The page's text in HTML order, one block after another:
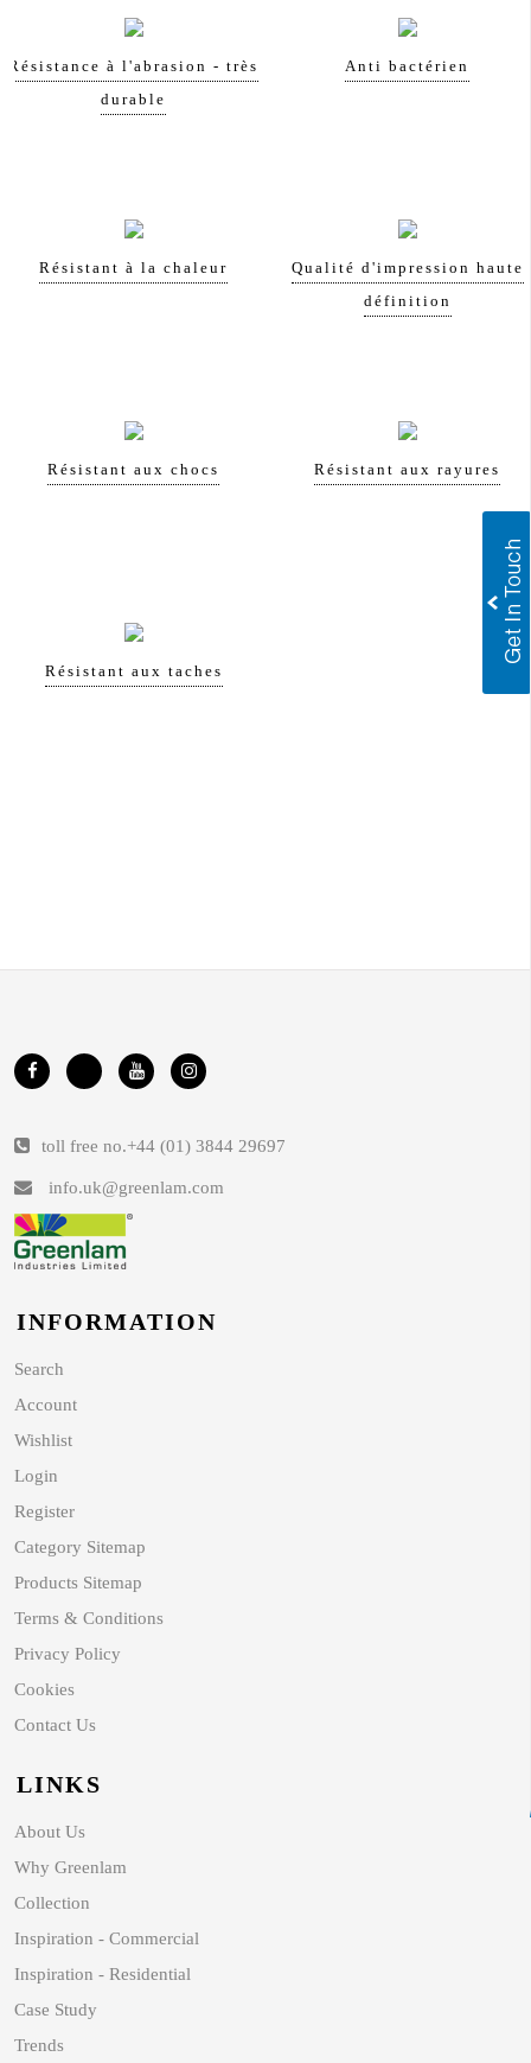
Résistance à l'abrasion - très
durable
Anti bactérien
Résistant à la chaleur
Qualité d'impression haute
définition
Résistant aux chocs Résistant aux rayures
Résistant aux taches
toll free no.+44 (01) 3844 29697
info.uk@greenlam.com
INFORMATION
Search
Account
Wishlist
Login
Register
Category Sitemap
Products Sitemap
Terms & Conditions
Privacy Policy
Cookies
Contact Us
LINKS
About Us
Why Greenlam
Collection
Inspiration - Commercial
Inspiration - Residential
Case Study
Trends